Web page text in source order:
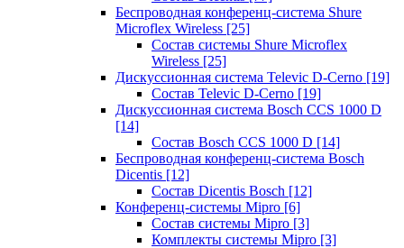
Беспроводная конференц-система Shure
Microflex Wireless [25]
Состав системы Shure Microflex
Wireless [25]
Дискуссионная система Televic D-Cerno [19]
Состав Televic D-Cerno [19]
Дискуссионная система Bosch CCS 1000 D
[14]
Состав Bosch CCS 1000 D [14]
Беспроводная конференц-система Bosch
Dicentis [12]
Состав Dicentis Bosch [12]
Конференц-системы Mipro [6]
Состав системы Mipro [3]
Комплекты системы Mipro [3]